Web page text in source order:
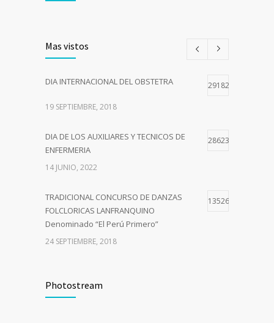
Mas vistos
DIA INTERNACIONAL DEL OBSTETRA 29182
19 SEPTIEMBRE, 2018
DIA DE LOS AUXILIARES Y TECNICOS DE
ENFERMERIA
28623
14 JUNIO, 2022
TRADICIONAL CONCURSO DE DANZAS
FOLCLORICAS LANFRANQUINO
Denominado “El Perú Primero”
13526
24 SEPTIEMBRE, 2018
Seguridad y Salud en el Trabajo del Sector
Público
Photostream